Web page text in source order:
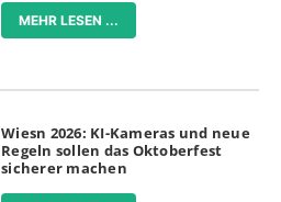
MEHR LESEN ...
Wiesn 2026: KI-Kameras und neue
Regeln sollen das Oktoberfest
sicherer machen